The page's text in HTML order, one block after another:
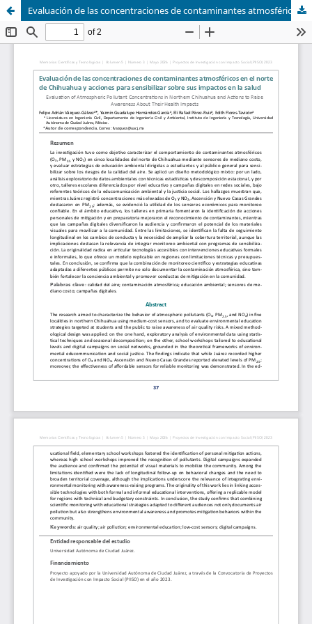
Evaluación de las concentraciones de contaminantes atmosféricos en el norte de Chihuahua y acciones para sensibilizar sobre sus impactos en la salud